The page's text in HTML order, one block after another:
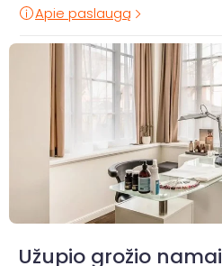
Apie paslaugą
Užupio grožio namai